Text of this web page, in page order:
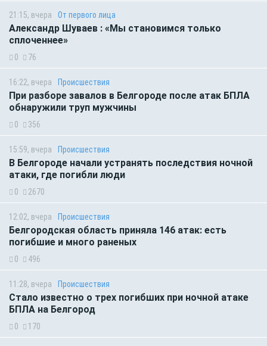
21:15, вчера От первого лица
Александр Шуваев : «Мы становимся только
сплоченнее»
0 76
16:22, вчера Происшествия
При разборе завалов в Белгороде после атак БПЛА
обнаружили труп мужчины
0 356
15:59, вчера Происшествия
В Белгороде начали устранять последствия ночной
атаки, где погибли люди
0 2670
12:02, вчера Происшествия
Белгородская область приняла 146 атак: есть
погибшие и много раненых
0 496
11:28, вчера Происшествия
Стало известно о трех погибших при ночной атаке
БПЛА на Белгород
0 170